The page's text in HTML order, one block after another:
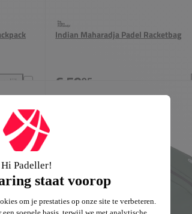
Indian Maharadja GreenEdge Medium Backpack toevoegen
Indian Maharadja Padel Racketbag
€ 5995